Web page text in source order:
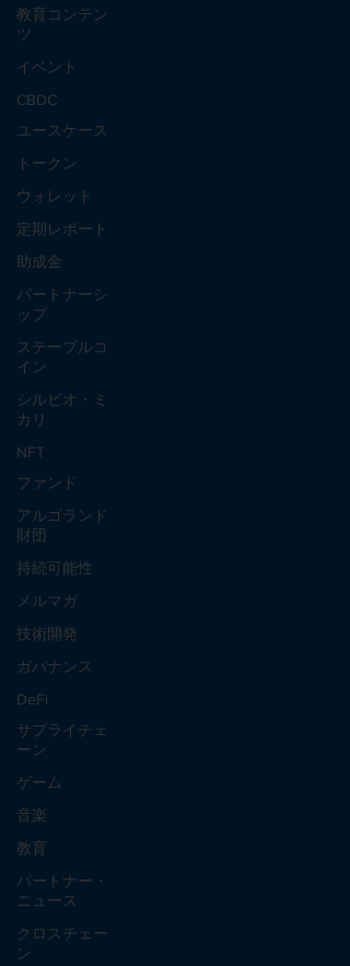
教育コンテン
ツ
イベント
CBDC
ユースケース
トークン
ウォレット
定期レポート
助成金
パートナーシ
ップ
ステーブルコ
イン
シルビオ・ミ
カリ
NFT
ファンド
アルゴランド
財団
持続可能性
メルマガ
技術開発
ガバナンス
DeFi
サプライチェ
ーン
ゲーム
音楽
教育
パートナー・
ニュース
クロスチェー
ン